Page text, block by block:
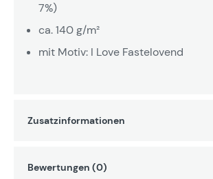
7%)
ca. 140 g/m²
mit Motiv: I Love Fastelovend
Zusatzinformationen
Bewertungen (0)